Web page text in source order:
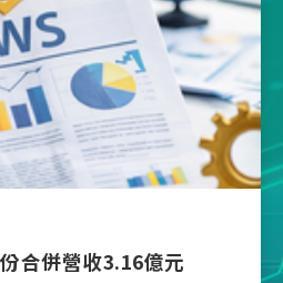
合併營收3.16億元